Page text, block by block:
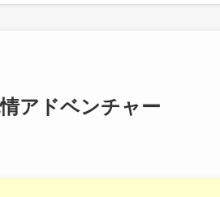
アドベンチャー